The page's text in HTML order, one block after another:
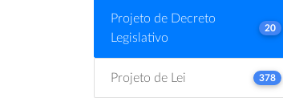
Projeto de Decreto
Legislativo
20
Projeto de Lei 378